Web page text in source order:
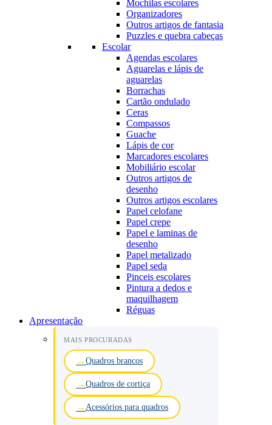
Mochilas escolares
Organizadores
Outros artigos de fantasia
Puzzles e quebra cabeças
Escolar
Agendas escolares
Aguarelas e lápis de
aguarelas
Borrachas
Cartão ondulado
Ceras
Compassos
Guache
Lápis de cor
Marcadores escolares
Mobiliário escolar
Outros artigos de
desenho
Outros artigos escolares
Papel celofane
Papel crepe
Papel e laminas de
desenho
Papel metalizado
Papel seda
Pinceis escolares
Pintura a dedos e
maquilhagem
Réguas
Apresentação
MAIS PROCURADAS
Quadros brancos
Quadros de cortiça
Acessórios para quadros